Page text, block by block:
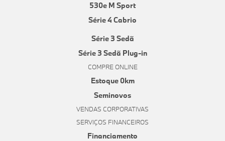
530e M Sport
Série 4 Cabrio
Série 3 Sedã
Série 3 Sedã Plug-in
COMPRE ONLINE
Estoque 0km
Seminovos
VENDAS CORPORATIVAS
SERVIÇOS FINANCEIROS
Financiamento